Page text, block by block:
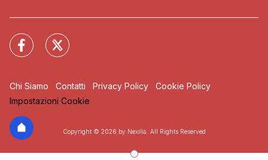
Chi Siamo Contatti Privacy Policy
Cookie Policy
Impostazioni Cookie
Copyright © 2026 by Nexilia. All Rights Reserved